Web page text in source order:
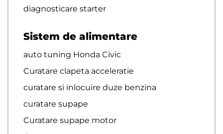
diagnosticare starter
Sistem de alimentare
auto tuning Honda Civic
Curatare clapeta acceleratie
curatare si inlocuire duze benzina
curatare supape
Curatare supape motor